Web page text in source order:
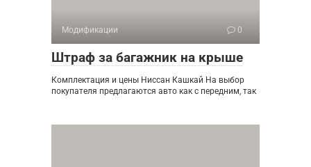
Модификации 0
Штраф за багажник на крыше
Комплектация и цены Ниссан Кашкай На выбор
покупателя предлагаются авто как с передним, так